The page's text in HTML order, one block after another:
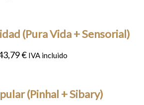
(Pura Vida + Sensorial)
€ IVA incluido
(Pinhal + Sibary)